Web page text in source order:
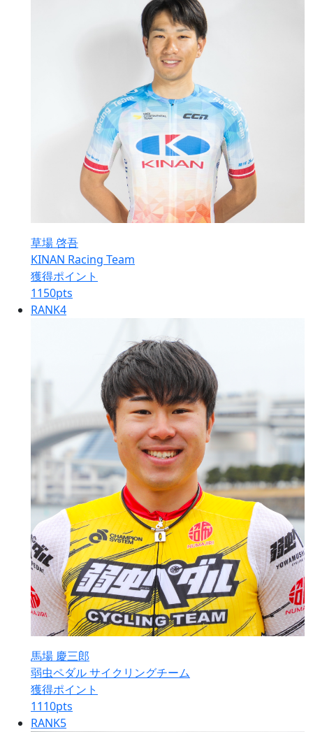
草場 啓吾
KINAN Racing Team
獲得ポイント
1150pts
RANK4
馬場 慶三郎
弱虫ペダル サイクリングチーム
獲得ポイント
1110pts
RANK5